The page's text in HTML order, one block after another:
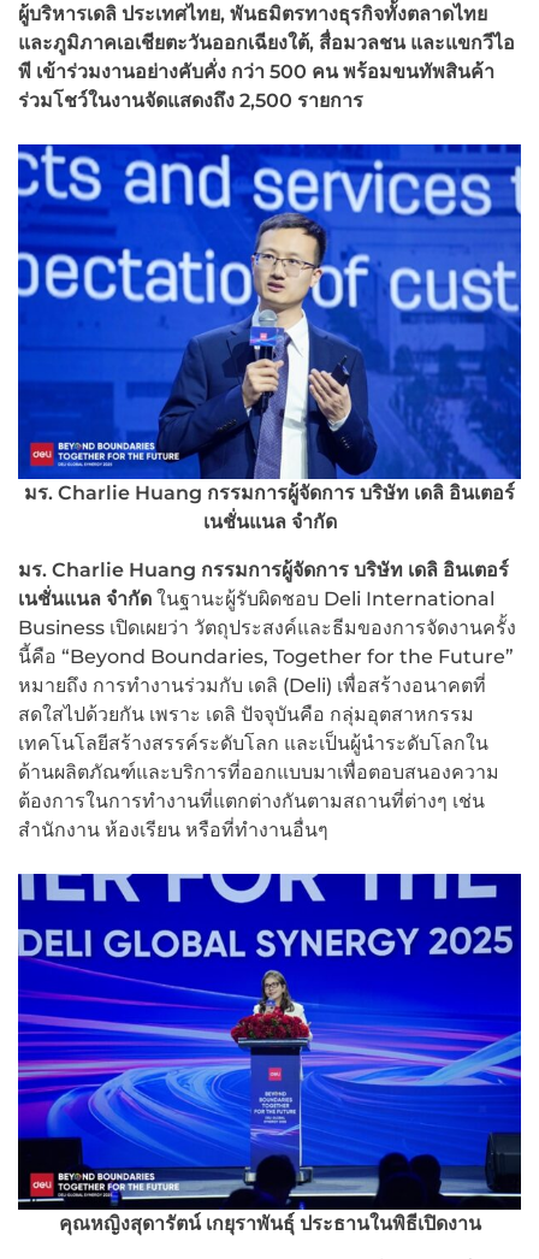
ผู้บริหารเดลิ ประเทศไทย, พันธมิตรทางธุรกิจทั้งตลาดไทย
และภูมิภาคเอเชียตะวันออกเฉียงใต้, สื่อมวลชน และแขกวีไอ
พี เข้าร่วมงานอย่างคับคั่ง กว่า 500 คน พร้อมขนทัพสินค้า
ร่วมโชว์ในงานจัดแสดงถึง 2,500 รายการ
มร. Charlie Huang กรรมการผู้จัดการ บริษัท เดลิ อินเตอร์
เนชั่นแนล จำกัด
มร. Charlie Huang กรรมการผู้จัดการ บริษัท เดลิ อินเตอร์
เนชั่นแนล จำกัด ในฐานะผู้รับผิดชอบ Deli International
Business เปิดเผยว่า วัตถุประสงค์และธีมของการจัดงานครั้ง
นี้คือ “Beyond Boundaries, Together for the Future”
หมายถึง การทำงานร่วมกับ เดลิ (Deli) เพื่อสร้างอนาคตที่
สดใสไปด้วยกัน เพราะ เดลิ ปัจจุบันคือ กลุ่มอุตสาหกรรม
เทคโนโลยีสร้างสรรค์ระดับโลก และเป็นผู้นำระดับโลกใน
ด้านผลิตภัณฑ์และบริการที่ออกแบบมาเพื่อตอบสนองความ
ต้องการในการทำงานที่แตกต่างกันตามสถานที่ต่างๆ เช่น
สำนักงาน ห้องเรียน หรือที่ทำงานอื่นๆ
คุณหญิงสุดารัตน์ เกยุราพันธุ์ ประธานในพิธีเปิดงาน